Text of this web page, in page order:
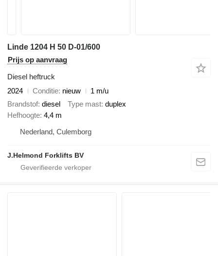
Linde 1204 H 50 D-01/600
Prijs op aanvraag
Diesel heftruck
2024
Conditie nieuw
1 m/u
Brandstof diesel Type mast duplex
Hefhoogte 4,4 m
Nederland, Culemborg
J.Helmond Forklifts BV